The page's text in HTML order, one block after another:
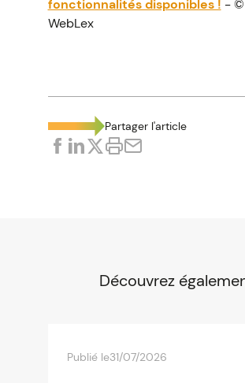
fonctionnalités disponibles ! - ©
WebLex
Partager l'article
Découvrez
Publié le31/07/2026